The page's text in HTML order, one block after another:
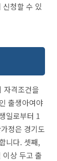
청할 수 있
자격조건을
출생아여야
일로부터 1
정은 경기도
니다. 셋째,
이상 두고 출